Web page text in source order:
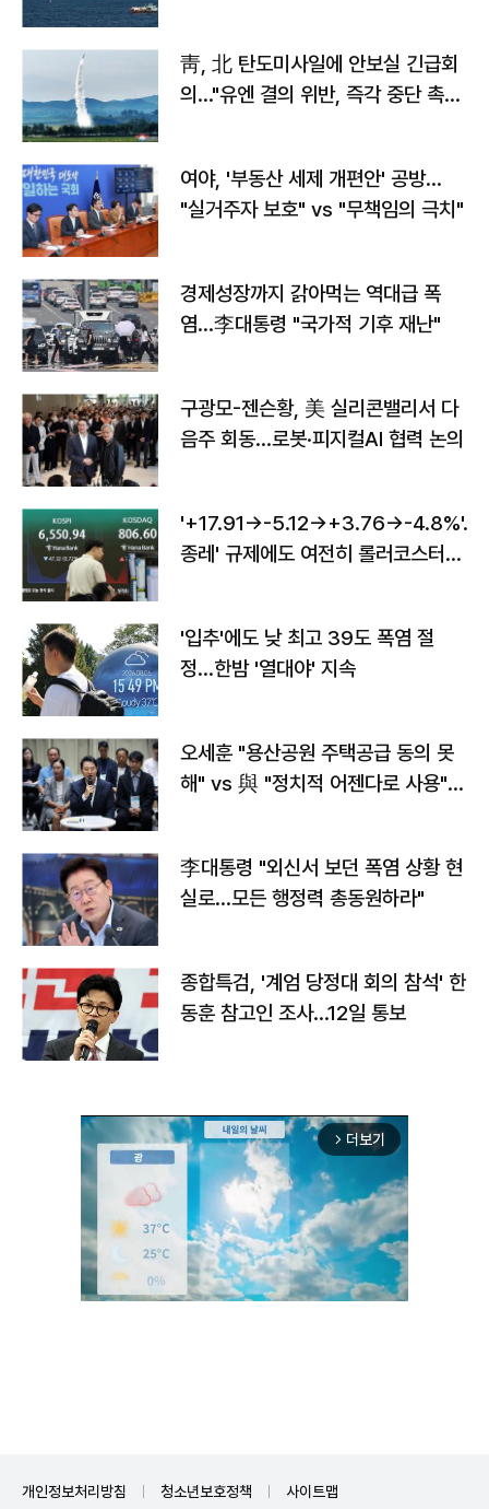
靑, 北 탄도미사일에 안보실 긴급회
의…"유엔 결의 위반, 즉각 중단 촉
여야, '부동산 세제 개편안' 공방…
"실거주자 보호" vs "무책임의 극치"
경제성장까지 갉아먹는 역대급 폭
염…李대통령 "국가적 기후 재난"
구광모-젠슨황, 美 실리콘밸리서 다
음주 회동…로봇·피지컬AI 협력 논의
'+17.91→-5.12→+3.76→-4.8%'…'
종레' 규제에도 여전히 롤러코스터
'입추'에도 낮 최고 39도 폭염 절
정…한밤 '열대야' 지속
오세훈 "용산공원 주택공급 동의 못
해" vs 與 "정치적 어젠다로 사용"
李대통령 "외신서 보던 폭염 상황 현
실로…모든 행정력 총동원하라"
종합특검, '계엄 당정대 회의 참석' 한
동훈 참고인 조사...12일 통보
arrow_forward_ios 더보기
개인정보처리방침 청소년보호정책 사이트맵